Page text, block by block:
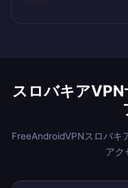
スロバキア
FreeAndroidVPNスロバキ
アク